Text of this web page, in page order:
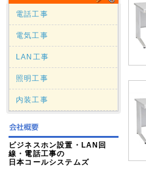
電話工事
電気工事
LAN工事
照明工事
内装工事
ビジネスホン設置・LAN回
線・電話工事の
日本コールシステムズ